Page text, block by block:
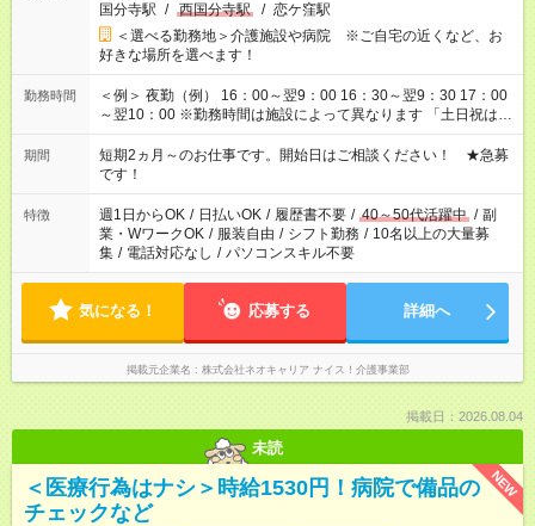
国分寺駅 / 西国分寺駅 / 恋ケ窪駅
＜選べる勤務地＞介護施設や病院 ※ご自宅の近くなど、お
好きな場所を選べます！
勤務時間
＜例＞ 夜勤（例） 16：00～翌9：00 16：30～翌9：30 17：00
～翌10：00 ※勤務時間は施設によって異なります 「土日祝は休
みたい」 「しっかり稼ぎたい」 「もう少し遅い時間から始めた
い」など ご希望にあったお仕事をご案内いたします。 ※未経験
の方の場合は1～2ヶ月間は日中での仕事を経験いただき、 お
仕事に慣れてからの夜勤になります。 ★家庭の都合でお休みが
必要な場合も遠慮なくご相談ください。
期間
短期2ヵ月～のお仕事です。開始日はご相談ください！ ★急募
です！
特徴 週1日からOK / 日払いOK / 履歴書不要 / 40～50代活躍中 / 副
業・WワークOK / 服装自由 / シフト勤務 / 10名以上の大量募
集 / 電話対応なし / パソコンスキル不要
気になる！ 応募する 詳細へ
掲載元企業名 株式会社ネオキャリア ナイス！介護事業部
掲載日：2026.08.04
未読
NEW
＜医療行為はナシ＞時給1530円！病院で備品の
チェックなど